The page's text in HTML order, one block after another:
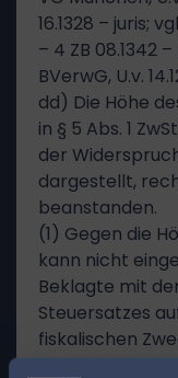
16.1328 – juris;
– 4 ZB 08.1342 –
BVerwG, U.v.
dd) Die Höhe
in § 5 Abs. 1
der
dargestellt,
beanstanden.
(1) Gegen die
kann nicht
Beklagte mit
Steuersatzes
fiskalischen